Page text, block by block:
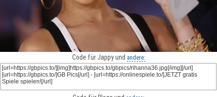
Code für Jappy und andere: